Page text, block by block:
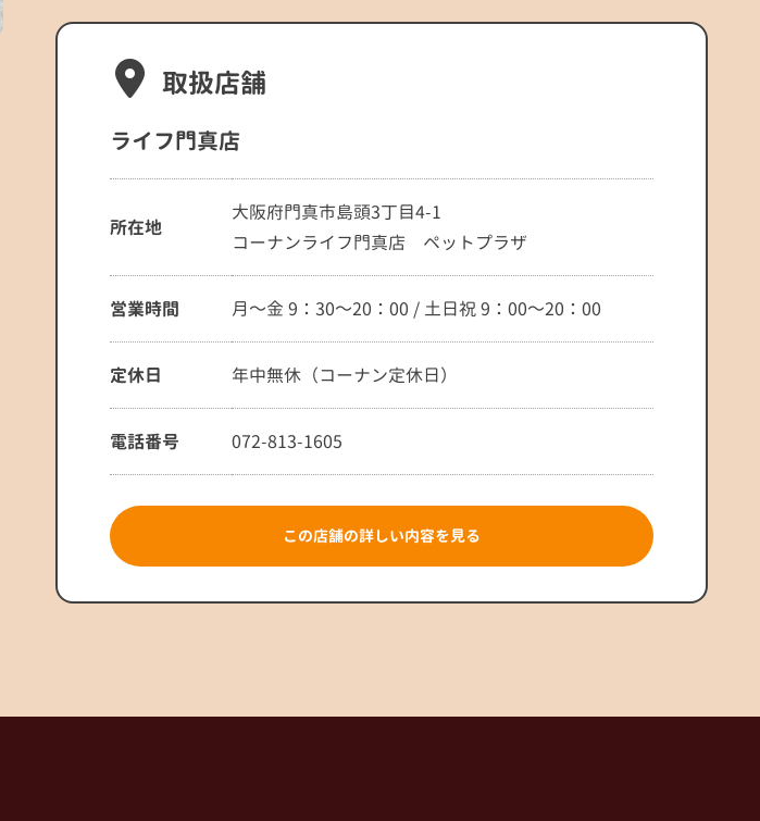
取扱店舗
ライフ門真店
所在地
大阪府門真市島頭3丁目4-1
コーナンライフ門真店 ペットプラザ
営業時間 月～金 9：30～20：00 / 土日祝 9：00～20：00
定休日 年中無休（コーナン定休日）
電話番号 072-813-1605
この店舗の詳しい内容を見る